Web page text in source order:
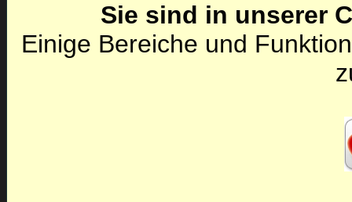
Sie sind in unserer
Einige Bereiche und